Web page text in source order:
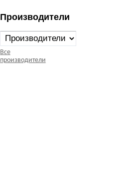
Производители
Все
производители